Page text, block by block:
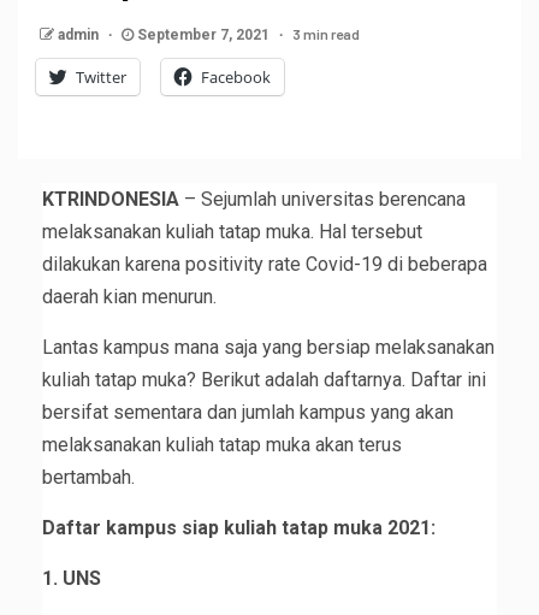
admin September 7, 2021 3 min read
Twitter Facebook
KTRINDONESIA – Sejumlah universitas berencana
melaksanakan kuliah tatap muka. Hal tersebut
dilakukan karena positivity rate Covid-19 di beberapa
daerah kian menurun.
Lantas kampus mana saja yang bersiap melaksanakan
kuliah tatap muka? Berikut adalah daftarnya. Daftar ini
bersifat sementara dan jumlah kampus yang akan
melaksanakan kuliah tatap muka akan terus
bertambah.
Daftar kampus siap kuliah tatap muka 2021:
1. UNS